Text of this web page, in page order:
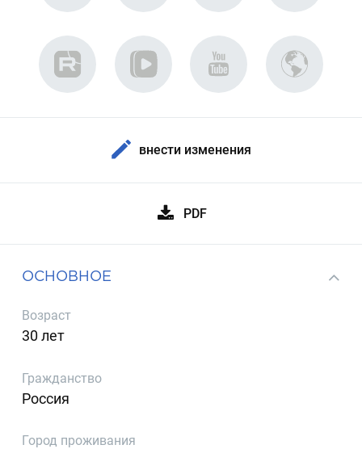
внести изменения
PDF
ОСНОВНОЕ
Возраст
30 лет
Гражданство
Россия
Город проживания